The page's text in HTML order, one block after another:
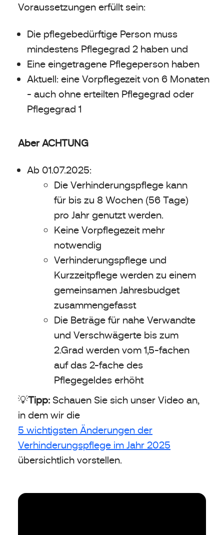
Voraussetzungen erfüllt sein:
Die pflegebedürftige Person muss
mindestens Pflegegrad 2 haben und
Eine eingetragene Pflegeperson haben
Aktuell: eine Vorpflegezeit von 6 Monaten
- auch ohne erteilten Pflegegrad oder
Pflegegrad 1
Aber ACHTUNG
Ab 01.07.2025:
Die Verhinderungspflege kann
für bis zu 8 Wochen (56 Tage)
pro Jahr genutzt werden.
Keine Vorpflegezeit mehr
notwendig
Verhinderungspflege und
Kurzzeitpflege werden zu einem
gemeinsamen Jahresbudget
zusammengefasst
Die Beträge für nahe Verwandte
und Verschwägerte bis zum
2.Grad werden vom 1,5-fachen
auf das 2-fache des
Pflegegeldes erhöht
💡Tipp: Schauen Sie sich unser Video an,
in dem wir die
5 wichtigsten Änderungen der
Verhinderungspflege im Jahr 2025
übersichtlich vorstellen.